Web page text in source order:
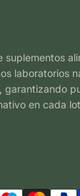
suplementos
laboratorios
garantizando
en cada